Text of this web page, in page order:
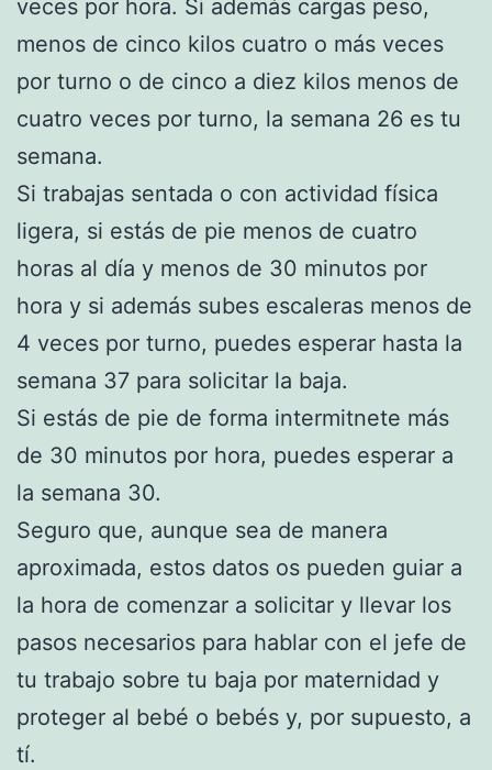
veces por hora. Si además cargas peso,
menos de cinco kilos cuatro o más veces
por turno o de cinco a diez kilos menos de
cuatro veces por turno, la semana 26 es tu
semana.
Si trabajas sentada o con actividad física
ligera, si estás de pie menos de cuatro
horas al día y menos de 30 minutos por
hora y si además subes escaleras menos de
4 veces por turno, puedes esperar hasta la
semana 37 para solicitar la baja.
Si estás de pie de forma intermitnete más
de 30 minutos por hora, puedes esperar a
la semana 30.
Seguro que, aunque sea de manera
aproximada, estos datos os pueden guiar a
la hora de comenzar a solicitar y llevar los
pasos necesarios para hablar con el jefe de
tu trabajo sobre tu baja por maternidad y
proteger al bebé o bebés y, por supuesto, a
tí.